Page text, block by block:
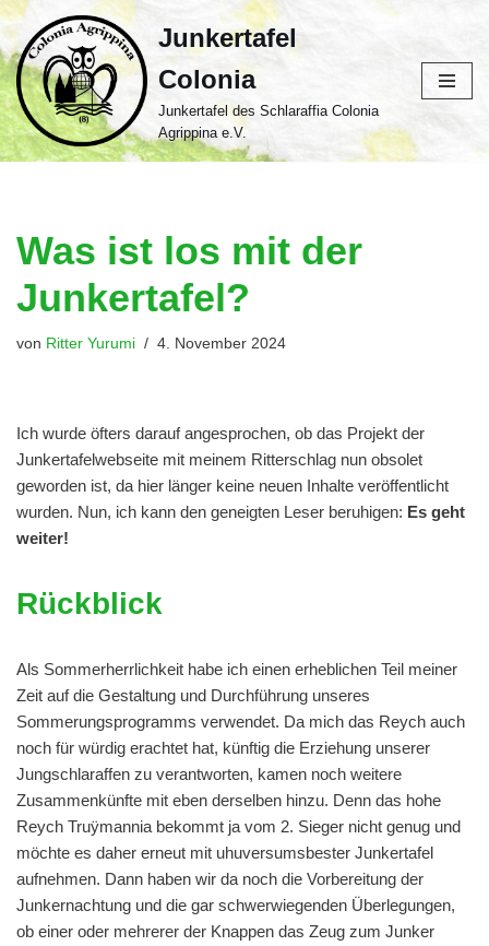
Zum
Inhalt
springen
Junkertafel
Colonia
Junkertafel des Schlaraffia Colonia
Agrippina e.V.
Was ist los mit der
Junkertafel?
von Ritter Yurumi 4. November 2024
Ich wurde öfters darauf angesprochen, ob das Projekt der
Junkertafelwebseite mit meinem Ritterschlag nun obsolet
geworden ist, da hier länger keine neuen Inhalte veröffentlicht
wurden. Nun, ich kann den geneigten Leser beruhigen: Es geht
weiter!
Rückblick
Als Sommerherrlichkeit habe ich einen erheblichen Teil meiner
Zeit auf die Gestaltung und Durchführung unseres
Sommerungsprogramms verwendet. Da mich das Reych auch
noch für würdig erachtet hat, künftig die Erziehung unserer
Jungschlaraffen zu verantworten, kamen noch weitere
Zusammenkünfte mit eben derselben hinzu. Denn das hohe
Reych Truÿmannia bekommt ja vom 2. Sieger nicht genug und
möchte es daher erneut mit uhuversumsbester Junkertafel
aufnehmen. Dann haben wir da noch die Vorbereitung der
Junkernachtung und die gar schwerwiegenden Überlegungen,
ob einer oder mehrerer der Knappen das Zeug zum Junker